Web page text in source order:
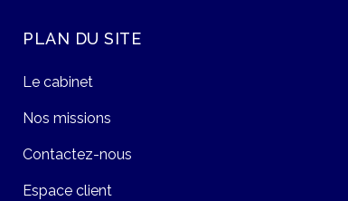
PLAN DU SITE
Le cabinet
Nos missions
Contactez-nous
Espace client